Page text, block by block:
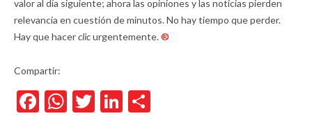
valor al día siguiente; ahora las opiniones y las noticias pierden
relevancia en cuestión de minutos. No hay tiempo que perder.
Hay que hacerclicurgentemente.®
Compartir:
Facebook
WhatsApp
TwitterLinkedIn